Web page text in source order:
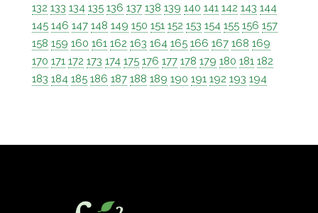
132 133 134 135 136 137 138 139 140 141 142 143 144
145 146 147 148 149 150 151 152 153 154 155 156 157
158 159 160 161 162 163 164 165 166 167 168 169
170 171 172 173 174 175 176 177 178 179 180 181 182
183 184 185 186 187 188 189 190 191 192 193 194